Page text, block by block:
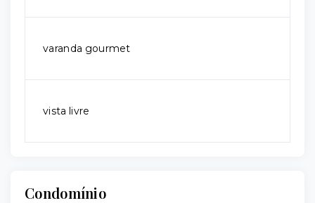
varanda gourmet
vista livre
Condomínio